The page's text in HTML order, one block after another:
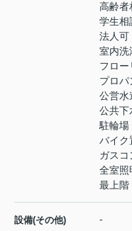
高齢者
学生相
法人可
室内洗
フロー
プロパ
公営水
公共下
駐輪場
バイク
ガスコ
全室照
最上階
設備(その他) -